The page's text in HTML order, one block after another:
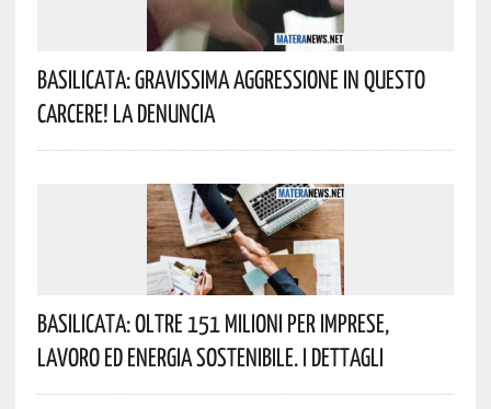
Basilicata: Gravissima Aggressione In Questo
Carcere! La Denuncia
Basilicata: Oltre 151 Milioni Per Imprese,
Lavoro Ed Energia Sostenibile. I Dettagli